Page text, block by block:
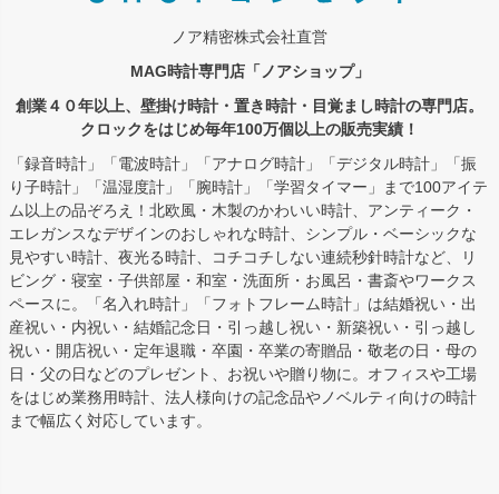
ノア精密株式会社直営
MAG時計専門店「ノアショップ」
創業４０年以上、壁掛け時計・置き時計・目覚まし時計の専門店。
クロックをはじめ毎年100万個以上の販売実績！
「録音時計」「電波時計」「アナログ時計」「デジタル時計」「振
り子時計」「温湿度計」「腕時計」「学習タイマー」まで100アイテ
ム以上の品ぞろえ！北欧風・木製のかわいい時計、アンティーク・
エレガンスなデザインのおしゃれな時計、シンプル・ベーシックな
見やすい時計、夜光る時計、コチコチしない連続秒針時計など、リ
ビング・寝室・子供部屋・和室・洗面所・お風呂・書斎やワークス
ペースに。「名入れ時計」「フォトフレーム時計」は結婚祝い・出
産祝い・内祝い・結婚記念日・引っ越し祝い・新築祝い・引っ越し
祝い・開店祝い・定年退職・卒園・卒業の寄贈品・敬老の日・母の
日・父の日などのプレゼント、お祝いや贈り物に。オフィスや工場
をはじめ業務用時計、法人様向けの記念品やノベルティ向けの時計
まで幅広く対応しています。